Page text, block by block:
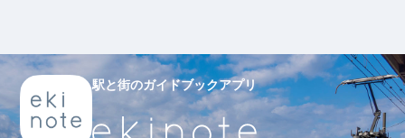
駅と街のガイドブックアプリ